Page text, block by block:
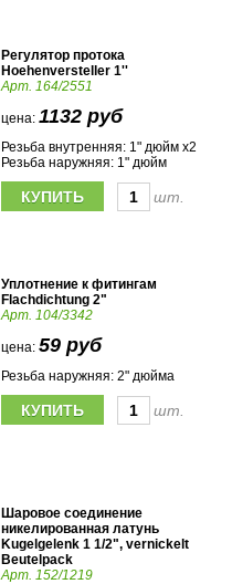
Регулятор протока
Hoehenversteller 1''
Арт. 164/2551
цена: 1132 руб
Резьба внутренняя: 1" дюйм х2
Резьба наружняя: 1" дюйм
шт.
Уплотнение к фитингам
Flachdichtung 2"
Арт. 104/3342
цена: 59 руб
Резьба наружняя: 2" дюйма
шт.
Шаровое соединение
никелированная латунь
Kugelgelenk 1 1/2", vernickelt
Beutelpack
Арт. 152/1219